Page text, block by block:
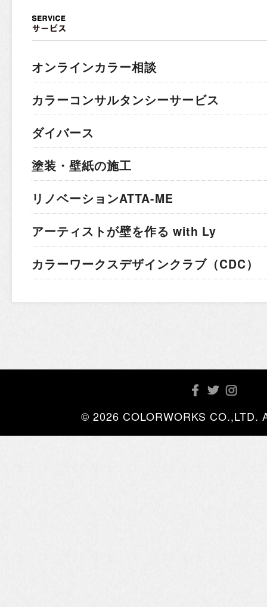
オンラインカラー相談
カラーコンサルタンシーサービス
ダイバース
塗装・壁紙の施工
リノベーションATTA-ME
アーティストが壁を作る with Ly
カラーワークスデザインクラブ（CDC）
© 2026 COLORWORKS CO.,LTD.